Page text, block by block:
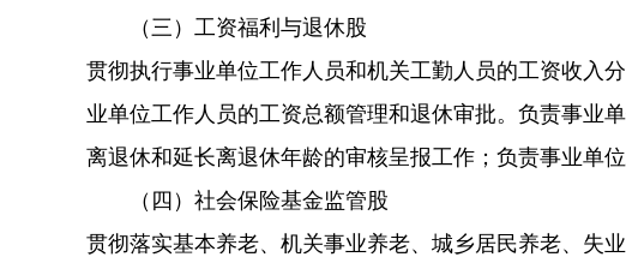
（三）工资福利与退休股
贯彻执行事业单位工作人员和机关工勤人员的工资收入
业单位工作人员的工资总额管理和退休审批。负责事业
离退休和延长离退休年龄的审核呈报工作；负责事业单
（四）社会保险基金监管股
贯彻落实基本养老、机关事业养老、城乡居民养老、失